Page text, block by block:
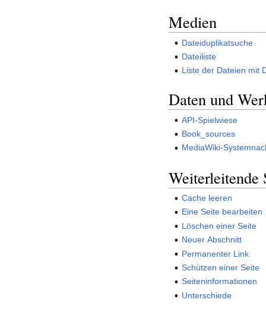
Medien
Dateiduplikatsuche
Dateiliste
Liste der Dateien mit
Daten und
API-Spielwiese
Book_sources
MediaWiki-
Weiterleitende
Cache leeren
Eine Seite bearbeiten
Löschen einer Seite
Neuer Abschnitt
Permanenter Link
Schützen einer Seite
Seiteninformationen
Unterschiede